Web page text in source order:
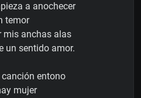
a anochecer
temor
mis anchas alas
un sentido amor.
entono
mujer